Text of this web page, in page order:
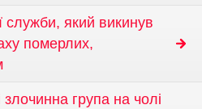
служби, який викинув
померлих,
група на чолі